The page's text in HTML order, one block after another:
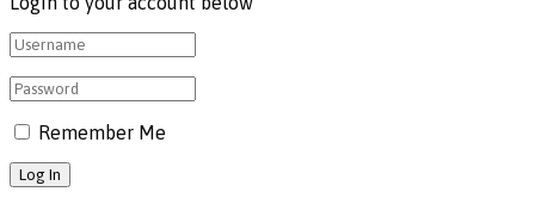
Remember Me